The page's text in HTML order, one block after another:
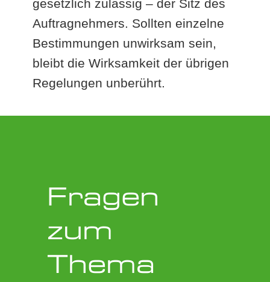
gesetzlich zulässig – der Sitz des
Auftragnehmers. Sollten einzelne
Bestimmungen unwirksam sein,
bleibt die Wirksamkeit der übrigen
Regelungen unberührt.
Fragen
zum
Thema